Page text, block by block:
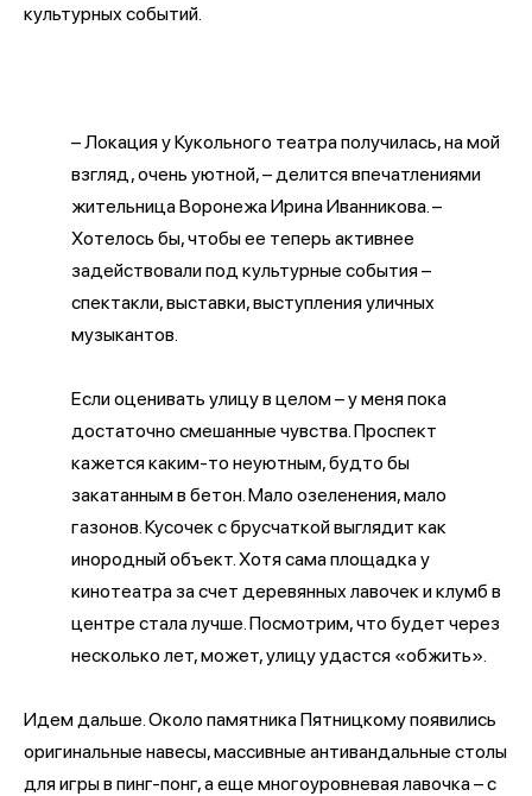
культурных событий.
– Локация у Кукольного театра получилась, на мой
взгляд, очень уютной, – делится впечатлениями
жительница Воронежа Ирина Иванникова. –
Хотелось бы, чтобы ее теперь активнее
задействовали под культурные события –
спектакли, выставки, выступления уличных
музыкантов.
Если оценивать улицу в целом – у меня пока
достаточно смешанные чувства. Проспект
кажется каким-то неуютным, будто бы
закатанным в бетон. Мало озеленения, мало
газонов. Кусочек с брусчаткой выглядит как
инородный объект. Хотя сама площадка у
кинотеатра за счет деревянных лавочек и клумб в
центре стала лучше. Посмотрим, что будет через
несколько лет, может, улицу удастся «обжить».
Идем дальше. Около памятника Пятницкому появились
оригинальные навесы, массивные антивандальные столы
для игры в пинг-понг, а еще многоуровневая лавочка – с